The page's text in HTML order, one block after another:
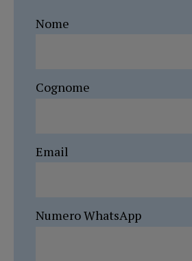
Nome
Cognome
Email
Numero WhatsApp